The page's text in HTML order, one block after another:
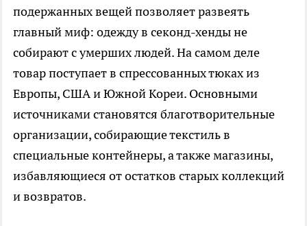
подержанных вещей позволяет развеять
главный миф: одежду в секонд-хенды не
собирают с умерших людей. На самом деле
товар поступает в спрессованных тюках из
Европы, США и Южной Кореи. Основными
источниками становятся благотворительные
организации, собирающие текстиль в
специальные контейнеры, а также магазины,
избавляющиеся от остатков старых коллекций
и возвратов.